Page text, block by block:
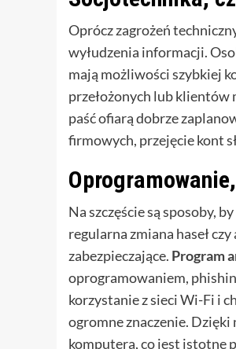
Oprócz zagrożeń
wyłudzenia informacji.
mają możliwości szybkiej
przełożonych lub klientów
paść ofiarą dobrze
firmowych, przejęcie kont
Na szczęście są sposoby,
regularna zmiana haseł
zabezpieczające. Program
oprogramowaniem,
korzystanie z sieci Wi-Fi i
ogromne znaczenie.
komputera, co jest istotne